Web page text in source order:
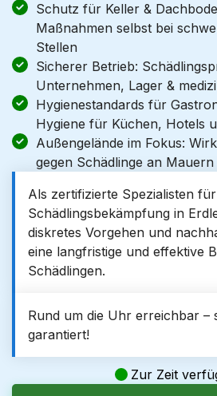
Schutz für Keller &
Maßnahmen selbst bei
Stellen
Sicherer Betrieb:
Unternehmen, Lager &
Hygienestandards für
Hygiene für Küchen, Hotels
Außengelände im Fokus:
gegen Schädlinge an
Als zertifizierte Spezialisten für
Schädlingsbekämpfung in
diskretes Vorgehen und
eine langfristige und effektive
Schädlingen.
Rund um die Uhr erreichbar –
garantiert!
Zur Zeit